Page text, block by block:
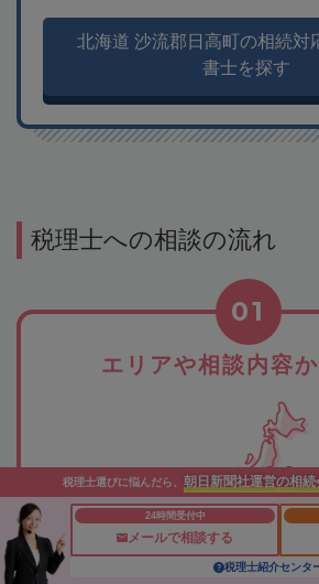
北海道 沙流郡日高町の相続対
書士を探す
税理士への相談の流れ
エリアや相談内容
01
希望のエリアや相談したい内容から、税
税理士選びに悩んだら、 朝日新聞社運営の相続
24時間受付中
メールで相談する
税理士紹介センタ